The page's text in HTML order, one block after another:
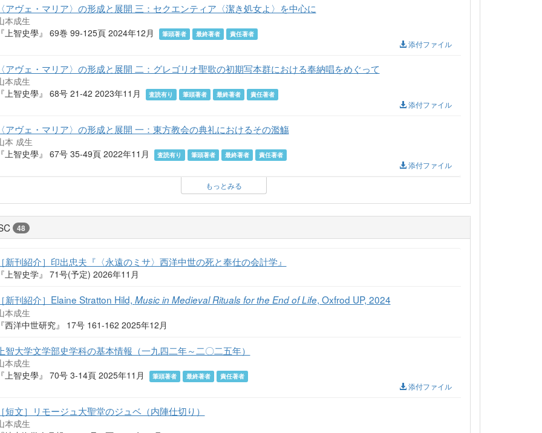
アヴェ・マリア〉の形成と展開 三：セクエンティア〈潔き処女よ〉を中心に
本成生
上智史學』 69巻 99-125頁 2024年12月
筆頭著者 最終著者 責任著者
添付ファイル
アヴェ・マリア〉の形成と展開 二：グレゴリオ聖歌の初期写本群における奉納唱をめぐって
本成生
上智史學』 68号 21-42 2023年11月
査読有り 筆頭著者 最終著者 責任著者
添付ファイル
アヴェ・マリア〉の形成と展開 一：東方教会の典礼におけるその濫觴
本 成生
上智史學』 67号 35-49頁 2022年11月
査読有り 筆頭著者 最終著者 責任著者
添付ファイル
もっとみる
48
新刊紹介］印出忠夫『〈永遠のミサ〉西洋中世の死と奉仕の会計学』
上智史学』 71号(予定) 2026年11月
新刊紹介］Elaine Stratton Hild, Music in Medieval Rituals for the End of Life, Oxfrod UP, 2024
本成生
西洋中世研究』 17号 161-162 2025年12月
智大学文学部史学科の基本情報（一九四二年～二〇二五年）
本成生
上智史學』 70号 3-14頁 2025年11月
筆頭著者 最終著者 責任著者
添付ファイル
短文］リモージュ大聖堂のジュベ（内陣仕切り）
本成生